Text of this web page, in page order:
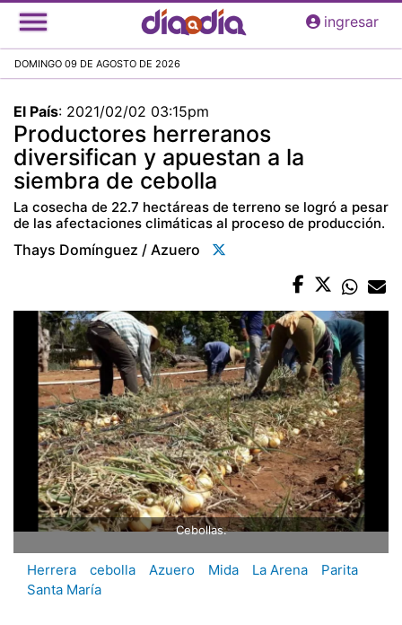
Pasar
al
principal
ingresar
DOMINGO 09 DE AGOSTO DE 2026
El País: 2021/02/02 03:15pm
Productores herreranos
diversifican y apuestan a la
siembra de cebolla
La cosecha de 22.7 hectáreas de terreno se logró a pesar
de las afectaciones climáticas al proceso de producción.
Thays Domínguez / Azuero
Cebollas.
Herrera cebolla Azuero Mida La Arena
Parita
Santa María